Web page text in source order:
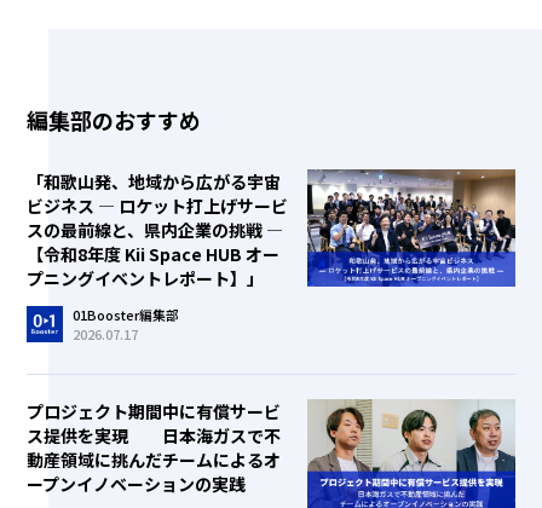
編集部のおすすめ
「和歌山発、地域から広がる宇宙
ビジネス ― ロケット打上げサービ
スの最前線と、県内企業の挑戦 ―
【令和8年度 Kii Space HUB オー
プニングイベントレポート】」
01Booster編集部
2026.07.17
プロジェクト期間中に有償サービ
ス提供を実現 日本海ガスで不
動産領域に挑んだチームによるオ
ープンイノベーションの実践